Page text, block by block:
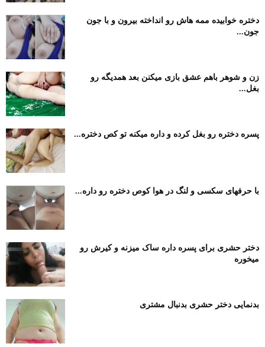
دختره خوابیده ممه هاش رو انداخته بیرون و با جون
جون...
زن و شوهر باهم عشق بازی میکنن بعد همدیگه رو
بغل...
پسره دختره رو بغل کرده و داره میکنه تو کص دختره...
با حرفهای سکسی و لنگ در هوا کوص دختره رو داره...
دختر حشری برای پسره داره ساک میزنه و کیرش رو
میخوره
بدنمایی دختر حشری بدنبال مشتری